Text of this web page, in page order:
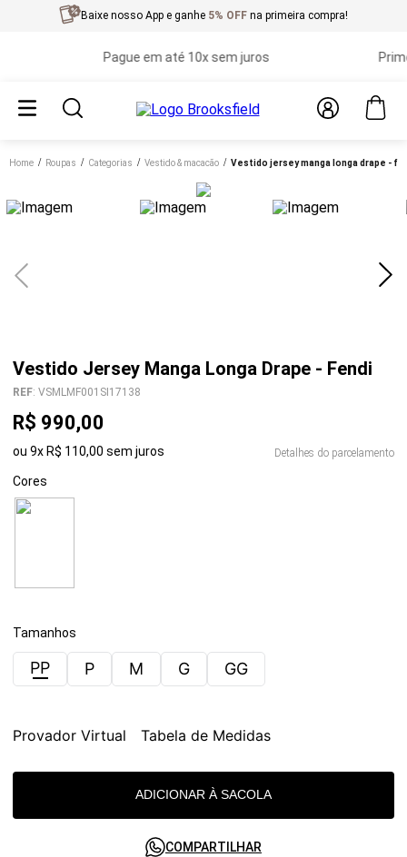
Baixe nosso App e ganhe 5% OFF na primeira compra!
Pague em até 10x sem juros
Home roupas categorias vestido & macacão vestido jersey manga longa drape -
Vestido Jersey Manga Longa Drape - Fendi
REF: VSMLMF001SI17138
R$ 990,00
ou 9x R$ 110,00 sem juros Detalhes do parcelamento
Cores
Tamanhos
PP P M G GG
Provador Virtual Tabela de Medidas
ADICIONAR À SACOLA
COMPARTILHAR